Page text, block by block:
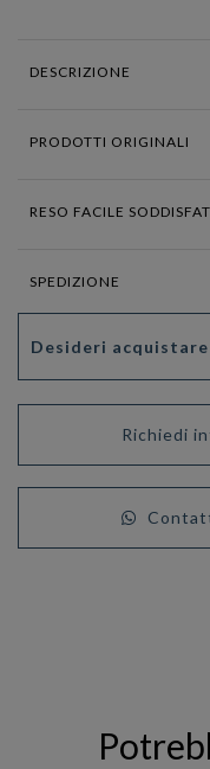
DESCRIZIONE
PRODOTTI ORIGINALI
RESO FACILE
SPEDIZIONE
Desideri
Richiedi